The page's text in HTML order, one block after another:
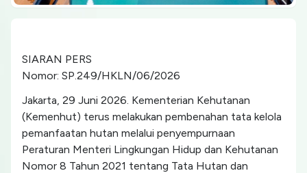
SIARAN PERS
Nomor: SP.249/HKLN/06/2026
Jakarta, 29 Juni 2026. Kementerian Kehutanan
(Kemenhut) terus melakukan pembenahan tata kelola
pemanfaatan hutan melalui penyempurnaan
Peraturan Menteri Lingkungan Hidup dan Kehutanan
Nomor 8 Tahun 2021 tentang Tata Hutan dan